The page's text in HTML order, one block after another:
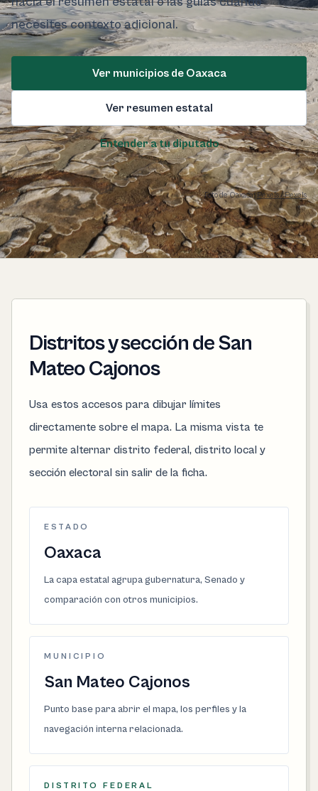
necesites contexto adicional.
Ver municipios de Oaxaca
Ver resumen estatal
Entender a tu diputado
Foto de Oaxaca: Pexels / Pexels
Distritos y sección de San
Mateo Cajonos
Usa estos accesos para dibujar límites
directamente sobre el mapa. La misma vista te
permite alternar distrito federal, distrito local y
sección electoral sin salir de la ficha.
ESTADO
Oaxaca
La capa estatal agrupa gubernatura, Senado y
comparación con otros municipios.
MUNICIPIO
San Mateo Cajonos
Punto base para abrir el mapa, los perfiles y la
navegación interna relacionada.
DISTRITO FEDERAL